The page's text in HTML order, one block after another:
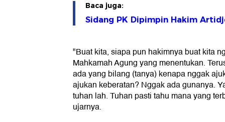
Baca juga:
Sidang PK Dipimpin Hakim
"Buat kita, siapa pun hakimnya buat kita
Mahkamah Agung yang menentukan.
ada yang bilang (tanya) kenapa nggak
ajukan keberatan? Nggak ada gunanya.
tuhan lah. Tuhan pasti tahu mana yang
ujarnya.